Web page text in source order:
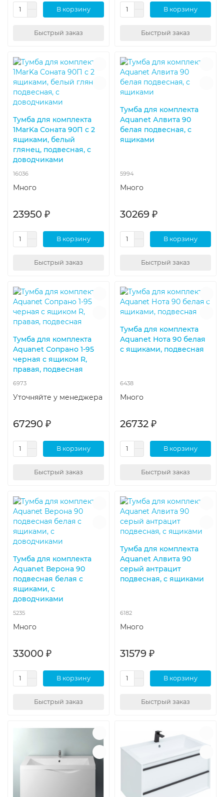
В корзину
Быстрый заказ
В корзину
Быстрый заказ
Тумба для комплекта
1MarKa Соната 90П с 2
ящиками, белый
глянец, подвесная, с
доводчиками
16036
Много
23950 ₽
В корзину
Быстрый заказ
Тумба для комплекта
Aquanet Алвита 90
белая подвесная, с
ящиками
5994
Много
30269 ₽
В корзину
Быстрый заказ
Тумба для комплекта
Aquanet Сопрано 1-95
черная с ящиком R,
правая, подвесная
6973
Уточняйте у менеджера
67290 ₽
В корзину
Быстрый заказ
Тумба для комплекта
Aquanet Нота 90 белая
с ящиками, подвесная
6438
Много
26732 ₽
В корзину
Быстрый заказ
Тумба для комплекта
Aquanet Верона 90
подвесная белая с
ящиками, с
доводчиками
5235
Много
33000 ₽
В корзину
Быстрый заказ
Тумба для комплекта
Aquanet Алвита 90
серый антрацит
подвесная, с ящиками
6182
Много
31579 ₽
В корзину
Быстрый заказ